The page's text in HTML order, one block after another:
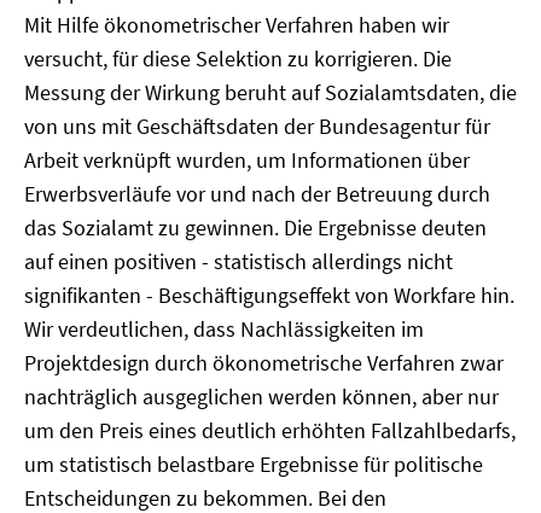
Mit Hilfe ökonometrischer Verfahren haben wir
versucht, für diese Selektion zu korrigieren. Die
Messung der Wirkung beruht auf Sozialamtsdaten, die
von uns mit Geschäftsdaten der Bundesagentur für
Arbeit verknüpft wurden, um Informationen über
Erwerbsverläufe vor und nach der Betreuung durch
das Sozialamt zu gewinnen. Die Ergebnisse deuten
auf einen positiven - statistisch allerdings nicht
signifikanten - Beschäftigungseffekt von Workfare hin.
Wir verdeutlichen, dass Nachlässigkeiten im
Projektdesign durch ökonometrische Verfahren zwar
nachträglich ausgeglichen werden können, aber nur
um den Preis eines deutlich erhöhten Fallzahlbedarfs,
um statistisch belastbare Ergebnisse für politische
Entscheidungen zu bekommen. Bei den